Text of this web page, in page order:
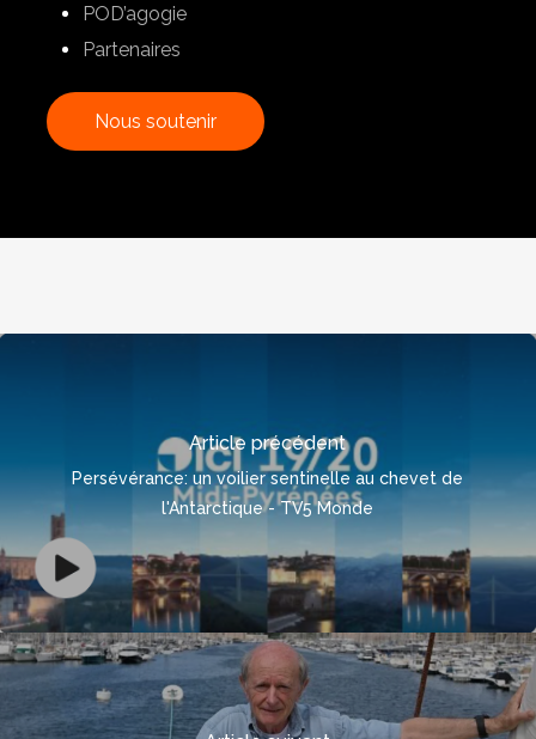
POD’agogie
Partenaires
Nous soutenir
Article précédent
Persévérance: un voilier sentinelle au chevet de
l'Antarctique - TV5 Monde